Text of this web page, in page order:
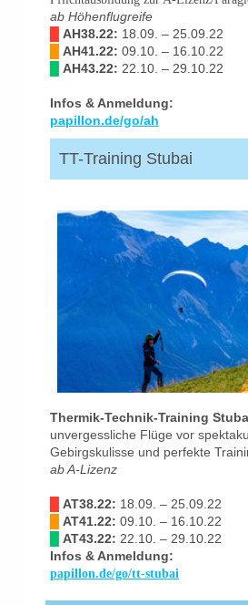
ab Höhenflugreife
AH38.22: 18.09. – 25.09.22
AH41.22: 09.10. – 16.10.22
AH43.22: 22.10. – 29.10.22
Infos & Anmeldung:
papillon.de/go/ah
TT-Training Stubai
Thermik-Technik-Training
unvergessliche Flüge vor
Gebirgskulisse und perfekte
ab A-Lizenz
AT38.22: 18.09. – 25.09.22
AT41.22: 09.10. – 16.10.22
AT43.22: 22.10. – 29.10.22
Infos & Anmeldung:
papillon.de/go/tt-stubai